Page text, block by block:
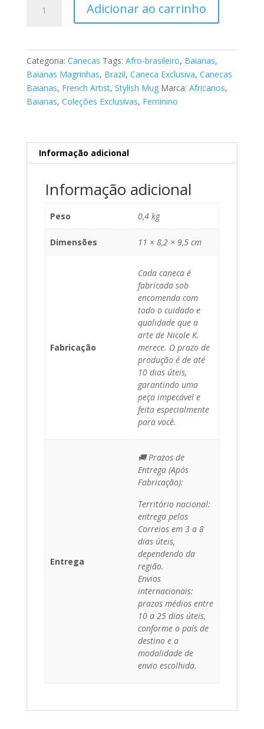
quantidade
Adicionar ao carrinho
Categoria: Canecas Tags: Afro-brasileiro, Baianas,
Baianas Magrinhas, Brazil, Caneca Exclusiva, Canecas
Baianas, French Artist, Stylish Mug Marca: Africanos,
Baianas, Coleções Exclusivas, Feminino
Informação adicional
Informação adicional
Peso 0,4 kg
Dimensões 11 × 8,2 × 9,5 cm
Fabricação
Cada caneca é
fabricada sob
encomenda com
todo o cuidado e
qualidade que a
arte de Nicole K.
merece. O prazo de
produção é de até
10 dias úteis,
garantindo uma
peça impecável e
feita especialmente
para você.
Entrega
🚚 Prazos de
Entrega (Após
Fabricação):
Território nacional:
entrega pelos
Correios em 3 a 8
dias úteis,
dependendo da
região.
Envios
internacionais:
prazos médios entre
10 a 25 dias úteis,
conforme o país de
destino e a
modalidade de
envio escolhida.